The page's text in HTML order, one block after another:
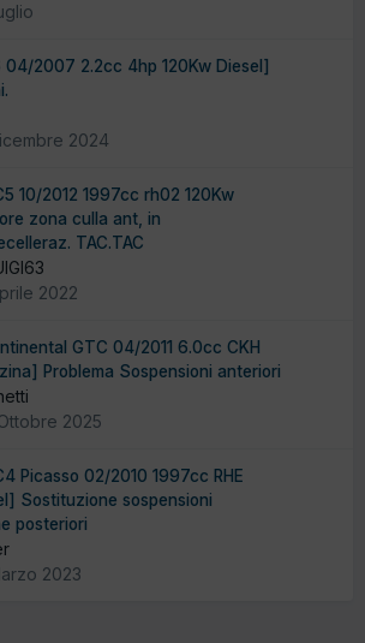
04/2007 2.2cc 4hp 120Kw Diesel]
2024
10/2012 1997cc rh02 120Kw
zona culla ant, in
TAC.TAC
2022
GTC 04/2011 6.0cc CKH
Problema Sospensioni anteriori
2025
Picasso 02/2010 1997cc RHE
Sostituzione sospensioni
posteriori
2023